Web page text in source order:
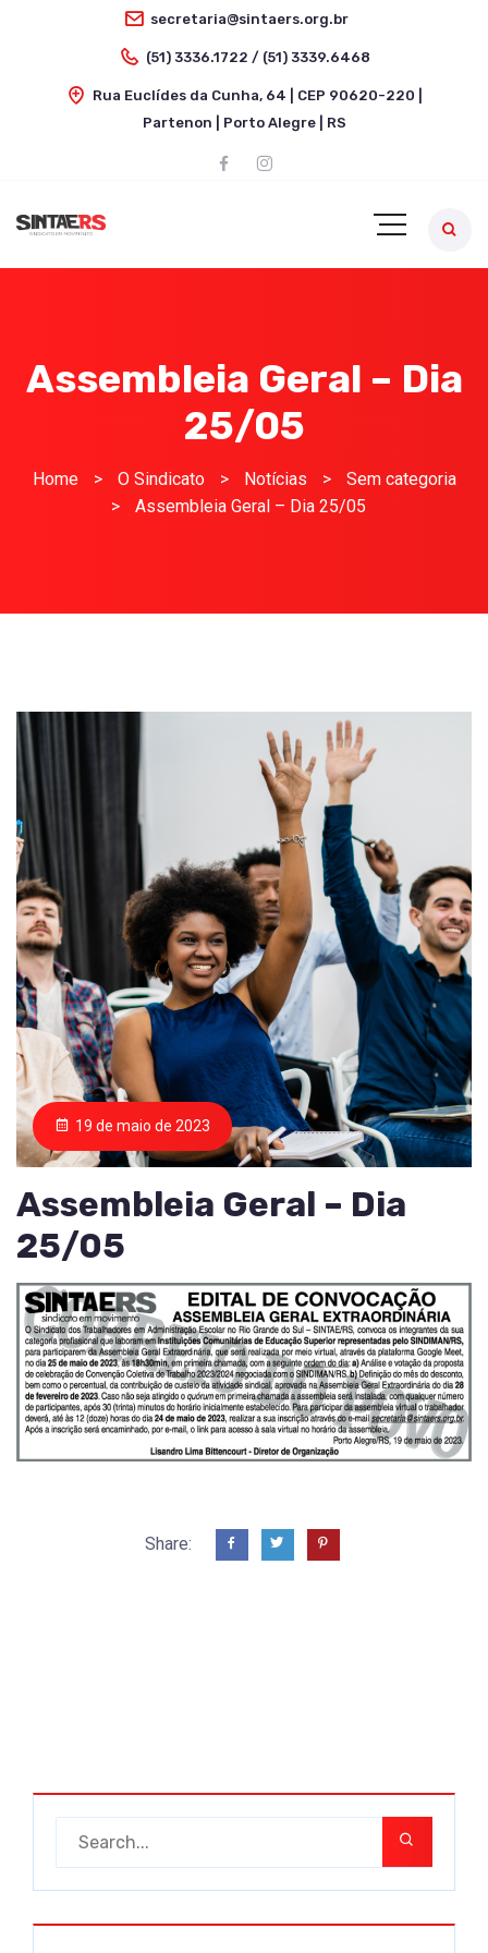
secretaria@sintaers.org.br
(51) 3336.1722 / (51) 3339.6468
Rua Euclídes da Cunha, 64 | CEP 90620-220 |
Partenon | Porto Alegre | RS
Assembleia Geral – Dia
25/05
Home > O Sindicato > Notícias >
Sem categoria
>
Assembleia Geral – Dia 25/05
19 de maio de 2023
Assembleia Geral – Dia
25/05
Share: